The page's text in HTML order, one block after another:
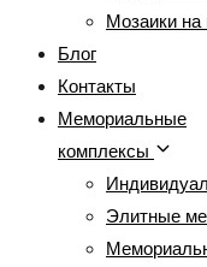
Мозаики на
Блог
Контакты
Мемориальные
комплексы
Элитные